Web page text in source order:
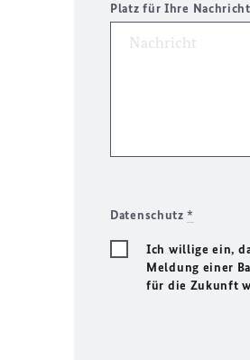
Platz für Ihre
Datenschutz*
Ich willige ein,
Meldung einer
für die Zukunft